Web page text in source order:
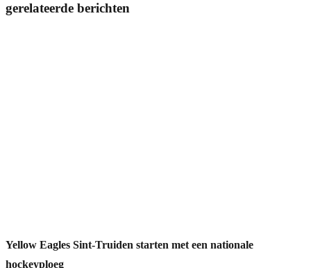
gerelateerde berichten
Yellow Eagles Sint-Truiden starten met een nationale
hockeyploeg